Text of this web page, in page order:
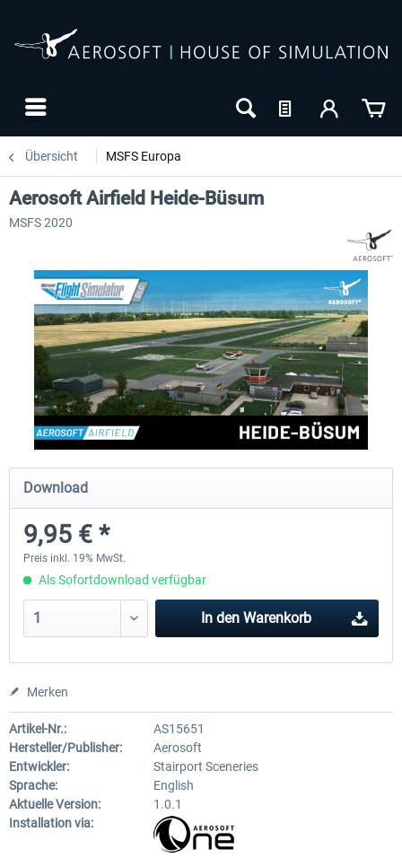
Übersicht MSFS Europa
Aerosoft Mega Airport Brüssel
24,95 € *
Aerosoft Airport Köln/
Aerosoft Airfield Heide-Büsum
MSFS 2020
Download
9,95 € *
Preis inkl. 19% MwSt.
Als Sofortdownload verfügbar
In den Warenkorb
Merken
Artikel-Nr.:
AS15651
Hersteller/Publisher:
Aerosoft
Entwickler:
Stairport Sceneries
Sprache:
English
Aktuelle Version:
1.0.1
Installation via: